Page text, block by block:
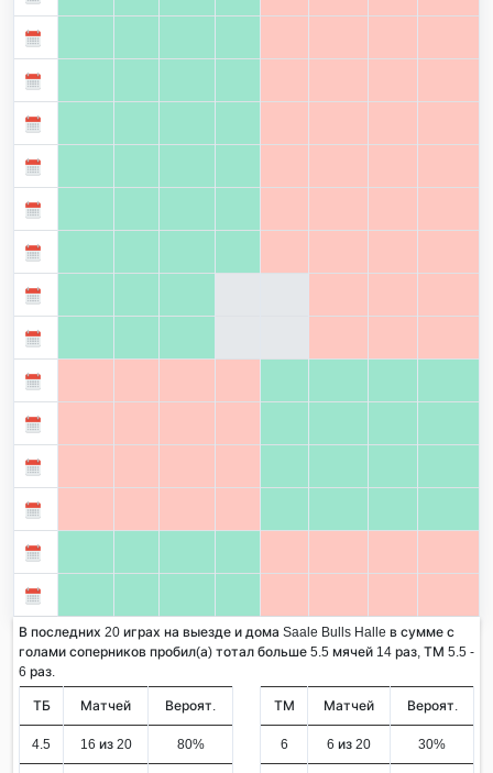
В последних 20 играх на выезде и дома Saale Bulls Halle в сумме с
голами соперников пробил(а) тотал больше 5.5 мячей 14 раз, ТМ 5.5 -
6 раз.
ТБ Матчей Вероят.
4.5 16 из 20 80%
ТМ Матчей Вероят.
6 6 из 20 30%